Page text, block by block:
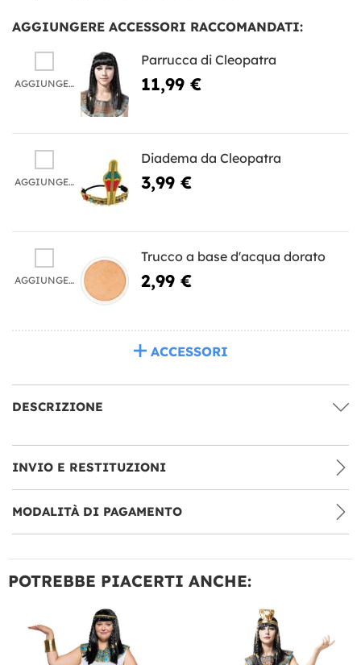
AGGIUNGERE ACCESSORI RACCOMANDATI:
AGGIUNGERE
Parrucca di Cleopatra
11,99 €
AGGIUNGERE
Diadema da Cleopatra
3,99 €
AGGIUNGERE
Trucco a base d'acqua dorato
2,99 €
ACCESSORI
DESCRIZIONE
INVIO E RESTITUZIONI
MODALITÀ DI PAGAMENTO
POTREBBE PIACERTI ANCHE: